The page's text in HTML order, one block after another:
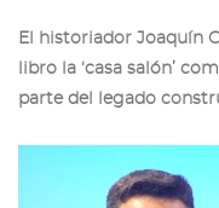
El historiador Joaquín
libro la ‘casa salón’
parte del legado